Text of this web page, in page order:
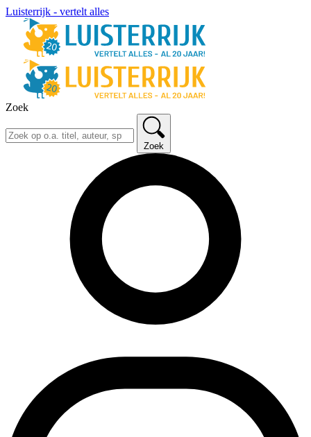
Luisterrijk - vertelt alles
Zoek
Zoek